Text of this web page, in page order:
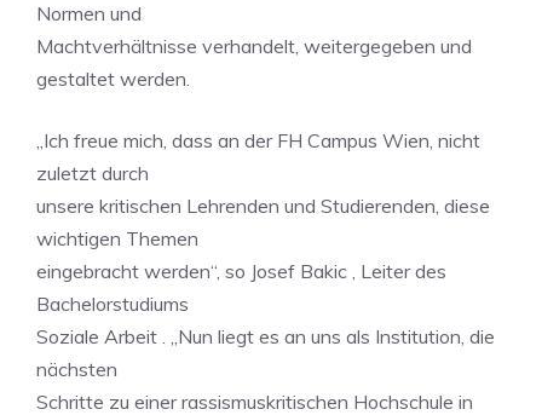
Normen und
Machtverhältnisse verhandelt, weitergegeben und
gestaltet werden.
„Ich freue mich, dass an der FH Campus Wien, nicht
zuletzt durch
unsere kritischen Lehrenden und Studierenden, diese
wichtigen Themen
eingebracht werden“, so Josef Bakic , Leiter des
Bachelorstudiums
Soziale Arbeit . „Nun liegt es an uns als Institution, die
nächsten
Schritte zu einer rassismuskritischen Hochschule in